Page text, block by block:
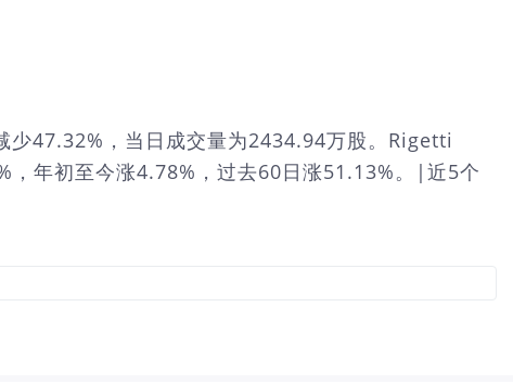
47.32%，当日成交量为2434.94万股。Rigetti
年初至今涨4.78%，过去60日涨51.13%。|近5个